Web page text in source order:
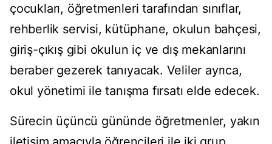
çocukları, öğretmenleri tarafından sınıflar,
rehberlik servisi, kütüphane, okulun bahçesi,
giriş-çıkış gibi okulun iç ve dış mekanlarını
beraber gezerek tanıyacak. Veliler ayrıca,
okul yönetimi ile tanışma fırsatı elde edecek.
Sürecin üçüncü gününde öğretmenler, yakın